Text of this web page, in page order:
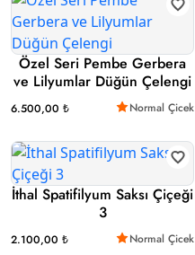
Özel Seri Pembe Gerbera
ve Lilyumlar Düğün Çelengi
6.500,00 ₺ Normal Çicek
İthal Spatifilyum Saksı Çiçeği
3
2.100,00 ₺ Normal Çicek